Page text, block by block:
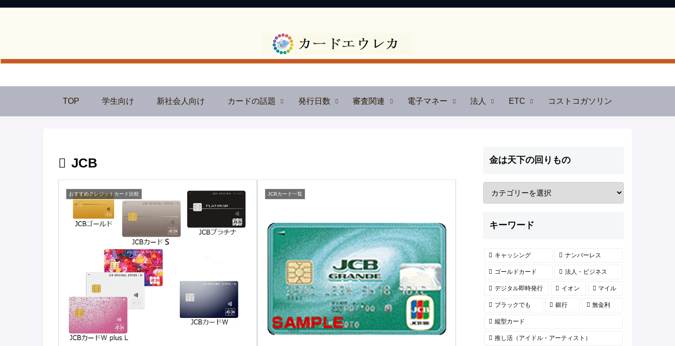
TOP 学生向け 新社会人向け カードの話題 発行日数 審査関連 電子マネー 法人 ETC コストコガソリン
JCB
おすすめクレジットカード比較 JCBカード一覧
金は天下の回りもの
キーワード
キャッシング ナンバーレス
ゴールドカード 法人・ビジネス
デジタル即時発行 イオン マイル
ブラックでも 銀行 無金利
縦型カード
推し活（アイドル・アーティスト）